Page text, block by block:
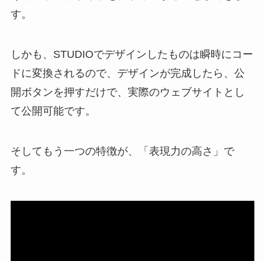
す。
しかも、STUDIOでデザインしたものは瞬時にコー
ドに変換されるので、デザインが完成したら、公
開ボタンを押すだけで、実際のウェブサイトとし
て公開可能です。
そしてもう一つの特徴が、「表現力の高さ」で
す。